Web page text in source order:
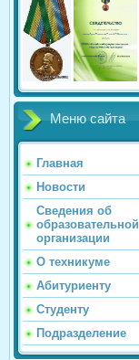
Меню сайта
Главная
Новости
Сведения об
образовательной
организации
О техникуме
Абитуриенту
Студенту
Подразделение